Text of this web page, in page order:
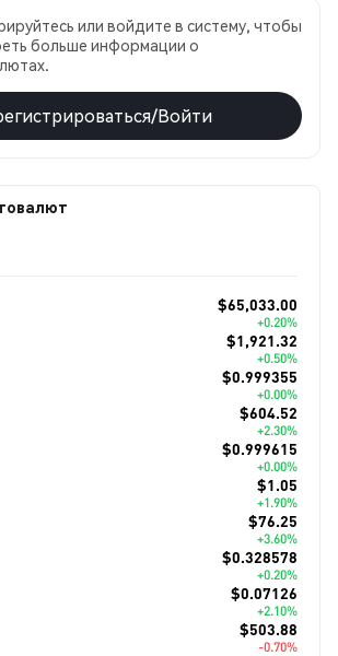
или войдите в систему, чтобы
больше информации о
Войти
$65,033.00
+0.20%
$1,921.32
+0.50%
$0.999355
+0.00%
$604.52
+2.30%
$0.999615
+0.00%
$1.05
+1.90%
$76.25
+3.60%
$0.328578
+0.20%
$0.07126
+2.10%
$503.88
-0.70%